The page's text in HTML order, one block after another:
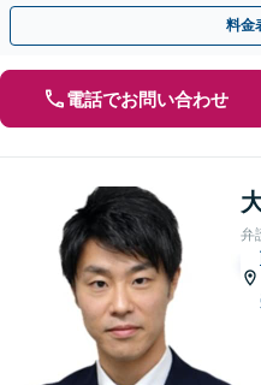
のみで解決も可能！
料金
電話でお問い合わせ
弁